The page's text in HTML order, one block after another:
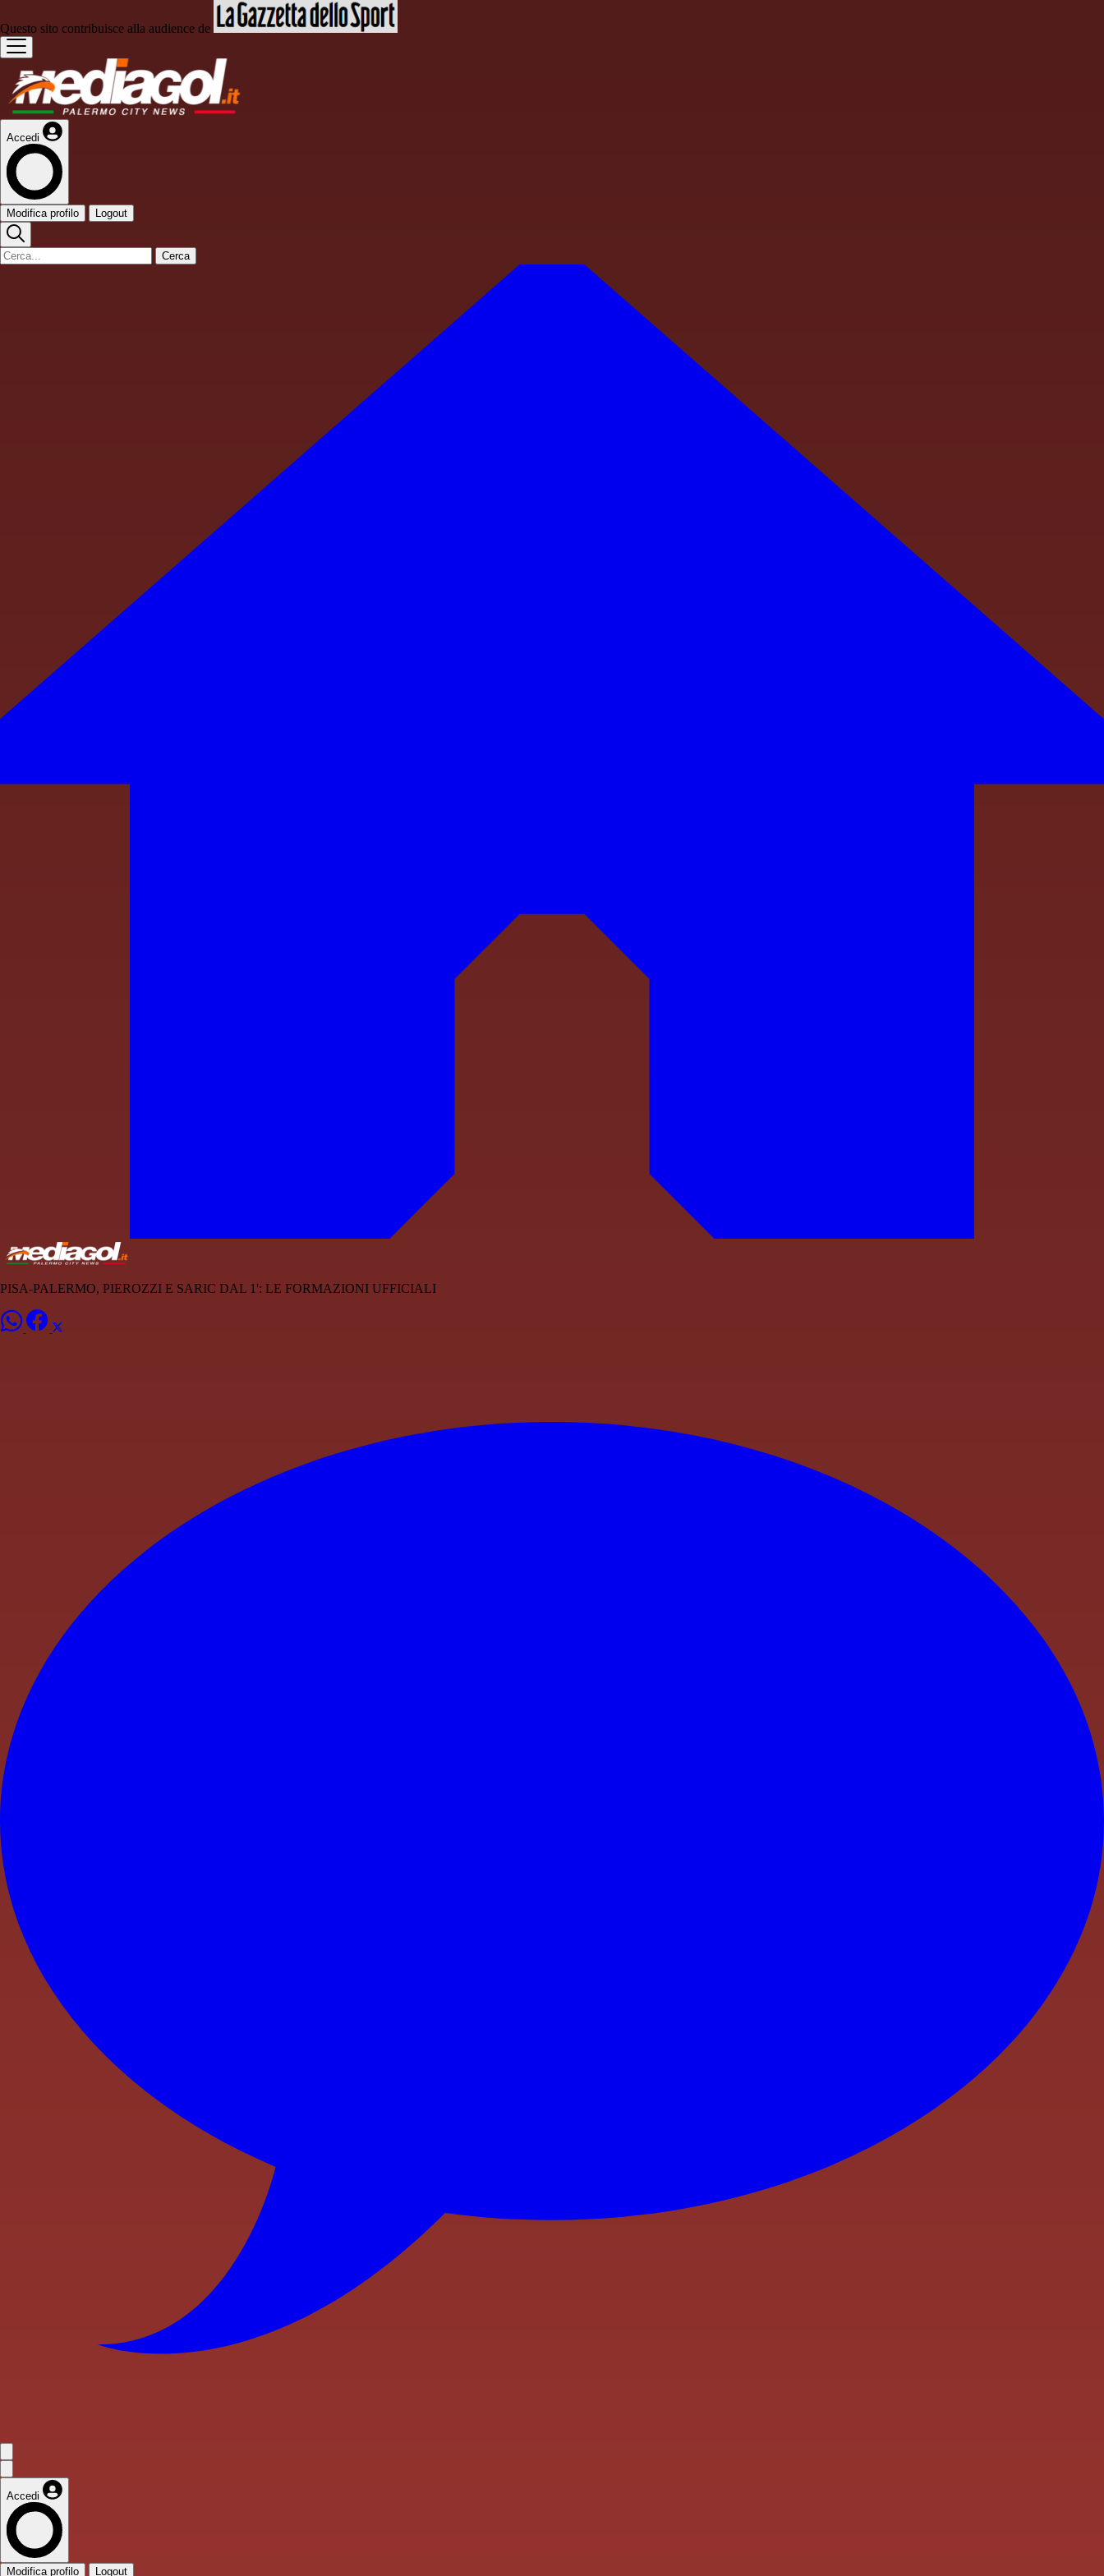
Questo sito contribuisce alla audience de
Accedi
Modifica profilo Logout
Cerca
PISA-PALERMO, PIEROZZI E SARIC DAL 1': LE FORMAZIONI UFFICIALI
Accedi
Modifica profilo Logout